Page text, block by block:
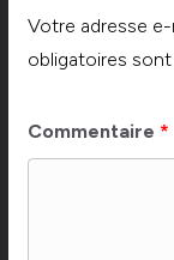
Votre adresse e-
obligatoires
Commentaire *